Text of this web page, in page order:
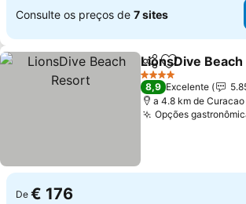
Consulte os preços de 7 sites
PartilharAdicionar
LionsDive
4 Estrelas
8,9 Excelente
a 4.8 km de
Opções
De € 176